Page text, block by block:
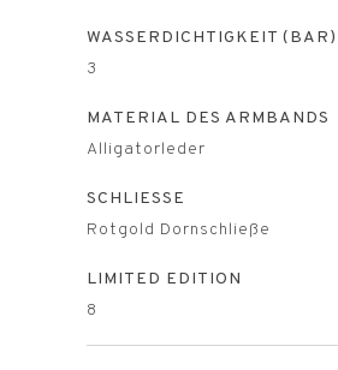
WASSERDICHTIGKEIT (BAR)
3
MATERIAL DES ARMBANDS
Alligatorleder
SCHLIESSE
Rotgold Dornschließe
LIMITED EDITION
8